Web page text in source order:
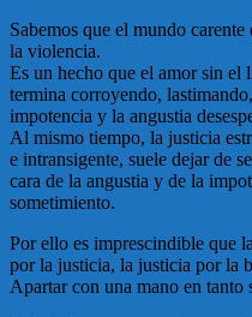
Sabemos que el mundo
la violencia.
Es un hecho que el amor sin
termina corroyendo,
impotencia y la angustia
Al mismo tiempo, la justicia
e intransigente, suele dejar de
cara de la angustia y de la
sometimiento.
Por ello es imprescindible que
por la justicia, la justicia por la
Apartar con una mano en tanto